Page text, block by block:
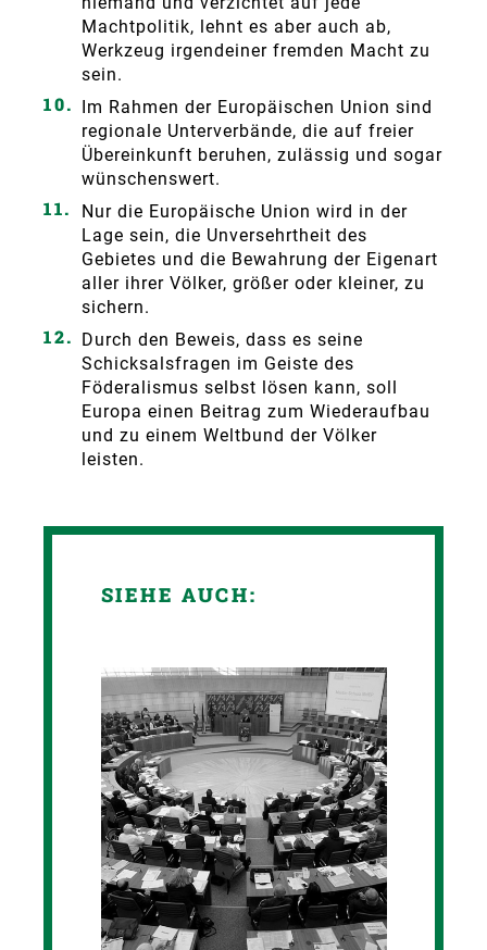
Machtpolitik, lehnt es aber auch ab,
Werkzeug irgendeiner fremden Macht zu
sein.
Im Rahmen der Europäischen Union sind
regionale Unterverbände, die auf freier
Übereinkunft beruhen, zulässig und sogar
wünschenswert.
Nur die Europäische Union wird in der
Lage sein, die Unversehrtheit des
Gebietes und die Bewahrung der Eigenart
aller ihrer Völker, größer oder kleiner, zu
sichern.
Durch den Beweis, dass es seine
Schicksalsfragen im Geiste des
Föderalismus selbst lösen kann, soll
Europa einen Beitrag zum Wiederaufbau
und zu einem Weltbund der Völker
leisten.
SIEHE AUCH: